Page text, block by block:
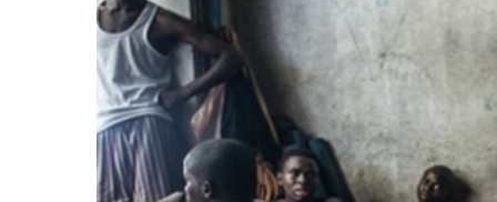
Entreprises
Automobile
Aéronautique
Commerce
Oppressions
Oppressions
Antiracisme
Féminisme
Économie
Écologie
Éducation
Unis
Continents
Continents
Afrique